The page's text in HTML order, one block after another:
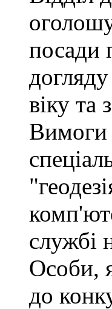
посади
віку та
Вимоги
службі
Особи,
до